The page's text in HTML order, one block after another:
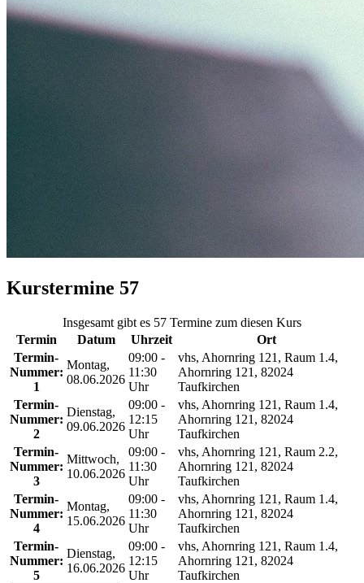
Kurstermine 57
Insgesamt gibt es 57 Termine zum diesen Kurs
Termin
Datum Uhrzeit
Ort
Termin-
Nummer:
1
Montag,
08.06.2026
09:00 -
11:30
Uhr
vhs, Ahornring 121, Raum 1.4,
Ahornring 121, 82024
Taufkirchen
Termin-
Nummer:
2
Dienstag,
09.06.2026
09:00 -
12:15
Uhr
vhs, Ahornring 121, Raum 1.4,
Ahornring 121, 82024
Taufkirchen
Termin-
Nummer:
3
Mittwoch,
10.06.2026
09:00 -
11:30
Uhr
vhs, Ahornring 121, Raum 2.2,
Ahornring 121, 82024
Taufkirchen
Termin-
Nummer:
4
Montag,
15.06.2026
09:00 -
11:30
Uhr
vhs, Ahornring 121, Raum 1.4,
Ahornring 121, 82024
Taufkirchen
Termin-
Nummer:
5
Dienstag,
16.06.2026
09:00 -
12:15
Uhr
vhs, Ahornring 121, Raum 1.4,
Ahornring 121, 82024
Taufkirchen